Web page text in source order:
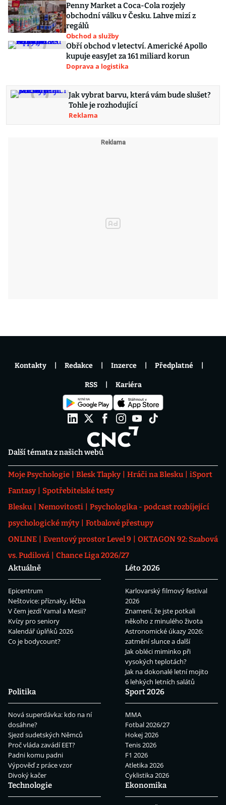
Penny Market a Coca-Cola rozjely
obchodní válku v Česku. Lahve mizí z
regálů
Obchod a služby
Obří obchod v letectví. Americké Apollo
kupuje easyJet za 161 miliard korun
Doprava a logistika
Jak vybrat barvu, která vám bude slušet?
Tohle je rozhodující
Reklama
Další témata z našich webů
Moje Psychologie Blesk Tlapky Hráči na Blesku
iSport
Fantasy
Spotřebitelské testy
Blesku
Nemovitosti
Psychologika - podcast rozbíjející
psychologické mýty
Fotbalové přestupy
ONLINE
Eventový prostor Level 9
OKTAGON 92: Szabová
vs. Pudilová
Chance Liga 2026/27
Aktuálně
Epicentrum
Neštovice: příznaky, léčba
V čem jezdí Yamal a Mesii?
Kvízy pro seniory
Kalendář úplňků 2026
Co je bodycount?
Léto 2026
Karlovarský filmový festival
2026
Znamení, že jste potkali
někoho z minulého života
Astronomické úkazy 2026:
zatmění slunce a další
Jak obléci miminko při
vysokých teplotách?
Jak na dokonalé letní mojito
6 lehkých letních salátů
Politika
Nová superdávka: kdo na ní
dosáhne?
Sjezd sudetských Němců
Proč vláda zavádí EET?
Padni komu padni
Výpověď z práce vzor
Divoký kačer
Sport 2026
MMA
Fotbal 2026/27
Hokej 2026
Tenis 2026
F1 2026
Atletika 2026
Cyklistika 2026
Technologie
Ekonomika
Kontakty Redakce Inzerce Předplatné
RSS Kariéra